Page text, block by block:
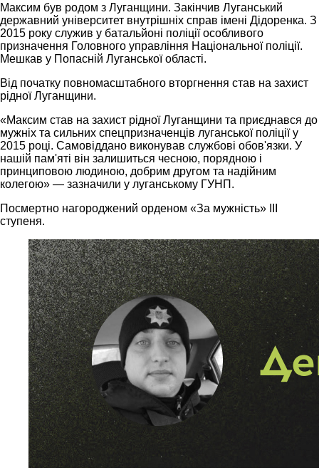
Максим був родом з Луганщини. Закінчив Луганський
державний університет внутрішніх справ імені Дідоренка. З
2015 року служив у батальйоні поліції особливого
призначення Головного управління Національної поліції.
Мешкав у Попасній Луганської області.
Від початку повномасштабного вторгнення став на захист
рідної Луганщини.
«Максим став на захист рідної Луганщини та приєднався до
мужніх та сильних спецпризначенців луганської поліції у
2015 році. Самовіддано виконував службові обов'язки. У
нашій пам'яті він залишиться чесною, порядною і
принциповою людиною, добрим другом та надійним
колегою» — зазначили у луганському ГУНП.
Посмертно нагороджений орденом «За мужність» III
ступеня.